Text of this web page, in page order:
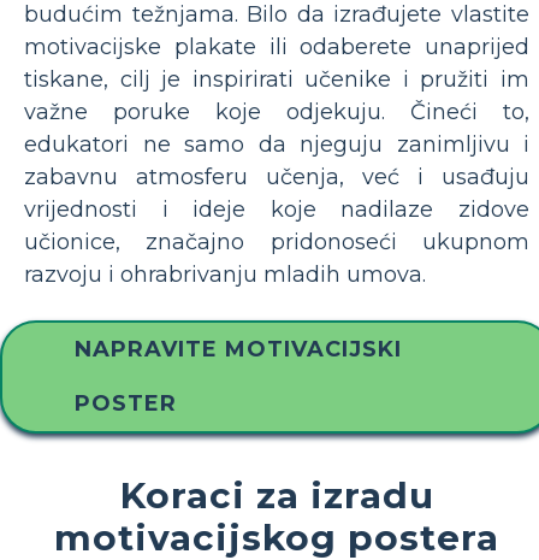
budućim težnjama. Bilo da izrađujete vlastite
motivacijske plakate ili odaberete unaprijed
tiskane, cilj je inspirirati učenike i pružiti im
važne poruke koje odjekuju. Čineći to,
edukatori ne samo da njeguju zanimljivu i
zabavnu atmosferu učenja, već i usađuju
vrijednosti i ideje koje nadilaze zidove
učionice, značajno pridonoseći ukupnom
razvoju i ohrabrivanju mladih umova.
NAPRAVITE MOTIVACIJSKI
POSTER
Koraci za izradu
motivacijskog postera